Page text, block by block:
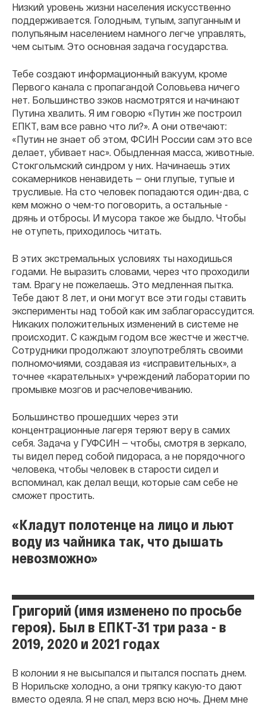
Низкий уровень жизни населения искусственно
поддерживается. Голодным, тупым, запуганным и
полупьяным населением намного легче управлять,
чем сытым. Это основная задача государства.
Тебе создают информационный вакуум, кроме
Первого канала с пропагандой Соловьева ничего
нет. Большинство зэков насмотрятся и начинают
Путина хвалить. Я им говорю «Путин же построил
ЕПКТ, вам все равно что ли?». А они отвечают:
«Путин не знает об этом, ФСИН России сам это все
делает, убивает нас». Обыдленная масса, животные.
Стокгольмский синдром у них. Начинаешь этих
сокамерников ненавидеть — они глупые, тупые и
трусливые. На сто человек попадаются один-два, с
кем можно о чем-то поговорить, а остальные -
дрянь и отбросы. И мусора такое же быдло. Чтобы
не отупеть, приходилось читать.
В этих экстремальных условиях ты находишься
годами. Не выразить словами, через что проходили
там. Врагу не пожелаешь. Это медленная пытка.
Тебе дают 8 лет, и они могут все эти годы ставить
эксперименты над тобой как им заблагорассудится.
Никаких положительных изменений в системе не
происходит. С каждым годом все жестче и жестче.
Сотрудники продолжают злоупотреблять своими
полномочиями, создавая из «исправительных», а
точнее «карательных» учреждений лаборатории по
промывке мозгов и расчеловечиванию.
Большинство прошедших через эти
концентрационные лагеря теряют веру в самих
себя. Задача у ГУФСИН — чтобы, смотря в зеркало,
ты видел перед собой пидораса, а не порядочного
человека, чтобы человек в старости сидел и
вспоминал, как делал вещи, которые сам себе не
сможет простить.
«Кладут полотенце на лицо и льют
воду из чайника так, что дышать
невозможно»
Григорий (имя изменено по просьбе
героя). Был в ЕПКТ-31 три раза - в
2019, 2020 и 2021 годах
В колонии я не высыпался и пытался поспать днем.
В Норильске холодно, а они тряпку какую-то дают
вместо одеяла. Я не спал, мерз всю ночь. Днем мне